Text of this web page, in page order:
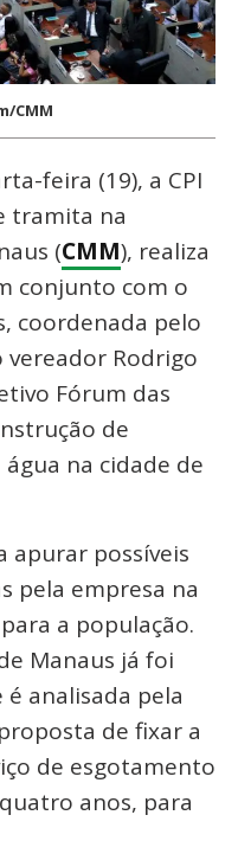
CMM
feira (19), a CPI
tramita na
(CMM), realiza
conjunto com o
coordenada pelo
Rodrigo
Fórum das
de
na cidade de
apurar possíveis
pela empresa na
a população.
Manaus já foi
é analisada pela
de fixar a
de esgotamento
anos, para